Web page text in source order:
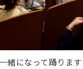
緒になって踊ります